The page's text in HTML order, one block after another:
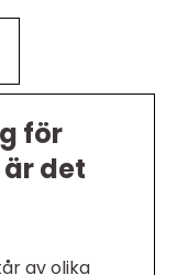
för
det
av olika